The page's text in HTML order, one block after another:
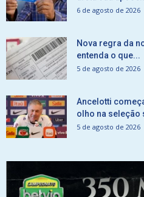
6 de agosto de 2026
Nova regra da
entenda o que...
5 de agosto de 2026
Ancelotti
olho na seleção
5 de agosto de 2026